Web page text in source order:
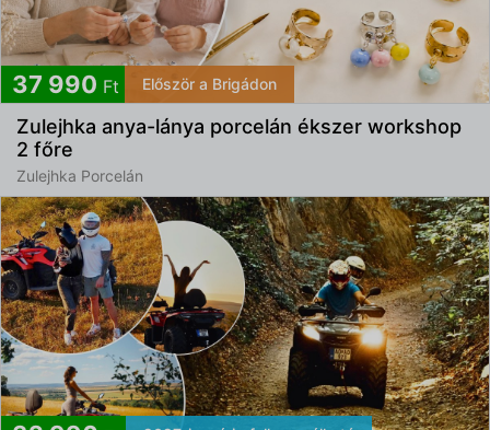
37 990 Ft Először a Brigádon
Zulejhka anya-lánya porcelán ékszer workshop
2 főre
Zulejhka Porcelán